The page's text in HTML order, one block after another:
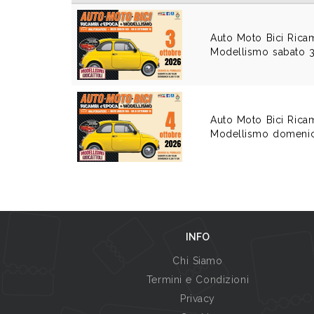
Auto Moto Bici
Modellismo sabato
Auto Moto Bici
Modellismo
INFO
Chi Siamo
Termini e Condizioni
Privacy